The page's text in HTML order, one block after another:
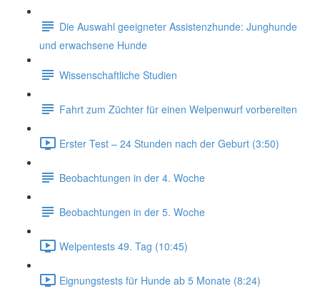
Die Auswahl geeigneter Assistenzhunde: Junghunde
und erwachsene Hunde
Wissenschaftliche Studien
Fahrt zum Züchter für einen Welpenwurf vorbereiten
Erster Test – 24 Stunden nach der Geburt (3:50)
Beobachtungen in der 4. Woche
Beobachtungen in der 5. Woche
Welpentests 49. Tag (10:45)
Eignungstests für Hunde ab 5 Monate (8:24)